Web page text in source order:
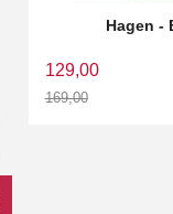
Hagen -
129,00
169,00